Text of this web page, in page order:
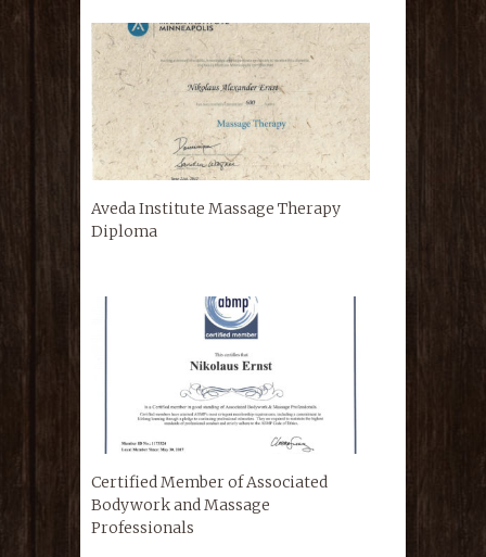
Aveda Institute Massage Therapy
Diploma
Certified Member of Associated
Bodywork and Massage
Professionals